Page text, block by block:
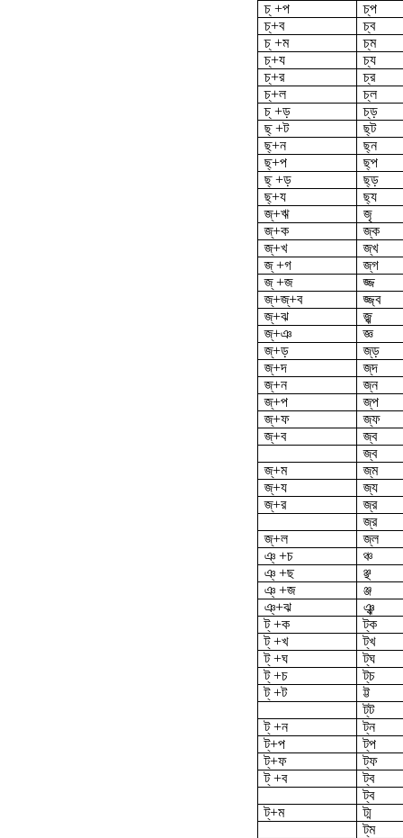
চ্ +প
চ্‌প
চ্‌+ব
চ্‌ব
চ্ +ম
চ্‌ম
চ্‌+য
চ্য
চ্‌+র
চ্‌র
চ্‌+ল
চ্‌ল
চ্ +ড়
চ্‌ড়
ছ্ +ট
ছ্‌ট
ছ্‌+ন
ছ্‌ন
ছ্‌+প
ছ্‌প
ছ্ +ড়
ছ্‌ড়
ছ্‌+য
ছ্য
জ্‌+ঋ
জৃ
জ্‌+ক
জ্‌ক
জ্‌+খ
জ্‌খ
জ্ +গ
জ্‌গ
জ্ +জ
জ্জ
জ্‌+জ্‌+ব
জ্জ্ব
জ্‌+ঝ
জ্ঝ
জ্‌+ঞ
জ্ঞ
জ্‌+ড়
জ্‌ড়
জ্‌+দ
জ্‌দ
জ্‌+ন
জ্‌ন
জ্‌+প
জ্‌প
জ্‌+ফ
জ্‌ফ
জ্‌+ব
জ্ব
জ্‌ব
জ্‌+ম
জ্‌ম
জ্‌+য
জ্য
জ্‌+র
জ্র
জ্‌র
জ্‌+ল
জ্‌ল
ঞ্ +চ
ঞ্চ
ঞ্ +ছ
ঞ্ছ
ঞ্ +জ
ঞ্জ
ঞ্‌+ঝ
ঞ্ঝ
ট্ +ক
ট্‌ক
ট্ +খ
ট্‌খ
ট্ +ঘ
ট্‌ঘ
ট্ +চ
ট্‌চ
ট্ +ট
ট্ট
ট্‌ট
ট্ +ন
ট্‌ন
ট্‌+প
ট্‌প
ট্‌+ফ
ট্‌ফ
ট্ +ব
ট্ব
ট্‌ব
ট্‌+ম
ট্ম
ট্‌ম